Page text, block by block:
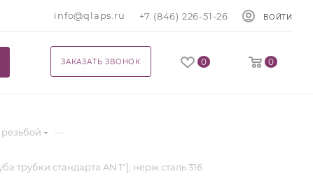
info@qlaps.ru +7 (846) 226-51-26 ВОЙТИ
0 0
ЗАКАЗАТЬ ЗВОНОК
—
трубки стандарта AN 1"], нерж.сталь 316